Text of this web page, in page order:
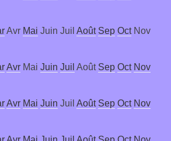
Avr Mai Juin Juil Août Sep Oct Nov
Avr Mai Juin Juil Août Sep Oct Nov
Avr Mai Juin Juil Août Sep Oct Nov